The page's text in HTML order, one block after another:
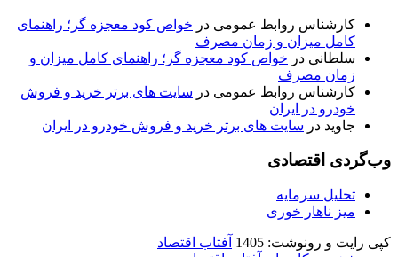
کارشناس روابط عمومی در خواص کود معجزه گر؛ راهنمای
کامل میزان و زمان مصرف
سلطانی در خواص کود معجزه گر؛ راهنمای کامل میزان و
زمان مصرف
کارشناس روابط عمومی در سایت های برتر خرید و فروش
خودرو در ایران
جاوید در سایت های برتر خرید و فروش خودرو در ایران
وب‌گردی اقتصادی
تحلیل سرمایه
میز ناهار خوری
کپی رایت و رونوشت: 1405
آفتاب اقتصاد